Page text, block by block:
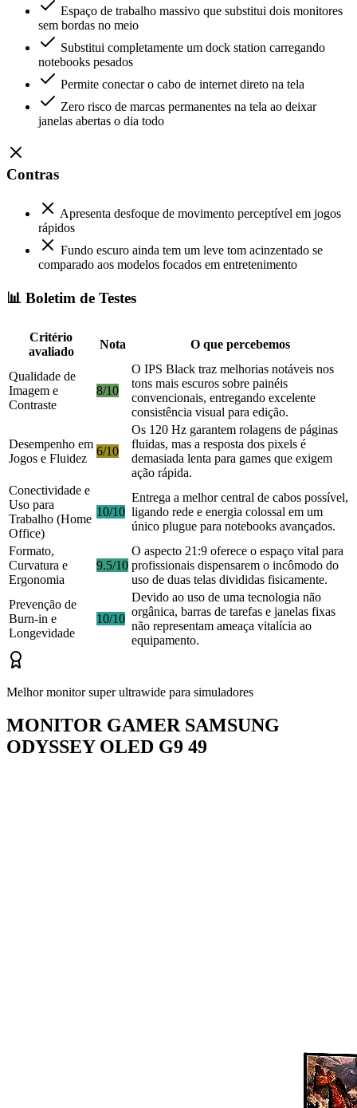
Espaço de trabalho massivo que substitui dois monitores
sem bordas no meio
Substitui completamente um dock station carregando
notebooks pesados
Permite conectar o cabo de internet direto na tela
Zero risco de marcas permanentes na tela ao deixar
janelas abertas o dia todo
Contras
Apresenta desfoque de movimento perceptível em jogos
rápidos
Fundo escuro ainda tem um leve tom acinzentado se
comparado aos modelos focados em entretenimento
📊 Boletim de Testes
Critério
avaliado
Nota O que percebemos
Qualidade de
Imagem e
Contraste
8/10
O IPS Black traz melhorias notáveis nos
tons mais escuros sobre painéis
convencionais, entregando excelente
consistência visual para edição.
Desempenho em
Jogos e Fluidez
6/10
Os 120 Hz garantem rolagens de páginas
fluidas, mas a resposta dos pixels é
demasiada lenta para games que exigem
ação rápida.
Conectividade e
Uso para
Trabalho (Home
Office)
10/10
Entrega a melhor central de cabos possível,
ligando rede e energia colossal em um
único plugue para notebooks avançados.
Formato,
Curvatura e
Ergonomia
9.5/10
O aspecto 21:9 oferece o espaço vital para
profissionais dispensarem o incômodo do
uso de duas telas divididas fisicamente.
Prevenção de
Burn-in e
Longevidade
10/10
Devido ao uso de uma tecnologia não
orgânica, barras de tarefas e janelas fixas
não representam ameaça vitalícia ao
equipamento.
Melhor monitor super ultrawide para simuladores
MONITOR GAMER SAMSUNG
ODYSSEY OLED G9 49